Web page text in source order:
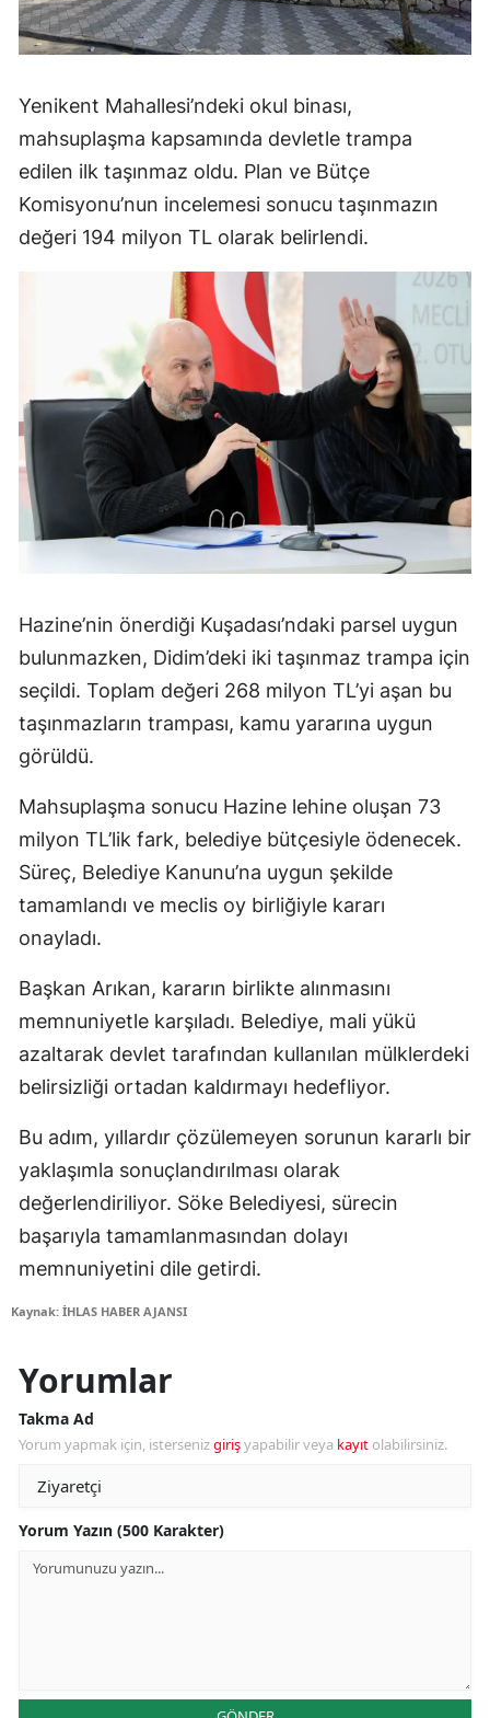
Yenikent Mahallesi’ndeki okul binası,
mahsuplaşma kapsamında devletle trampa
edilen ilk taşınmaz oldu. Plan ve Bütçe
Komisyonu’nun incelemesi sonucu taşınmazın
değeri 194 milyon TL olarak belirlendi.
Hazine’nin önerdiği Kuşadası’ndaki parsel uygun
bulunmazken, Didim’deki iki taşınmaz trampa için
seçildi. Toplam değeri 268 milyon TL’yi aşan bu
taşınmazların trampası, kamu yararına uygun
görüldü.
Mahsuplaşma sonucu Hazine lehine oluşan 73
milyon TL’lik fark, belediye bütçesiyle ödenecek.
Süreç, Belediye Kanunu’na uygun şekilde
tamamlandı ve meclis oy birliğiyle kararı
onayladı.
Başkan Arıkan, kararın birlikte alınmasını
memnuniyetle karşıladı. Belediye, mali yükü
azaltarak devlet tarafından kullanılan mülklerdeki
belirsizliği ortadan kaldırmayı hedefliyor.
Bu adım, yıllardır çözülemeyen sorunun kararlı bir
yaklaşımla sonuçlandırılması olarak
değerlendiriliyor. Söke Belediyesi, sürecin
başarıyla tamamlanmasından dolayı
memnuniyetini dile getirdi.
Kaynak: İHLAS HABER AJANSI
Yorumlar
Takma Ad
Yorum yapmak için, istersenizgirişyapabilir veya kayıt olabilirsiniz.
Yorum Yazın (500 Karakter)